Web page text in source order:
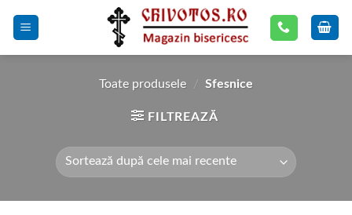
Toate produsele / Sfesnice
FILTREAZĂ